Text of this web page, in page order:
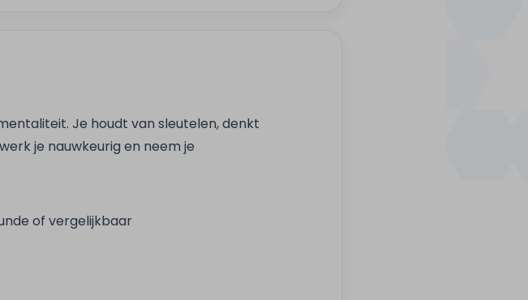
Je houdt van sleutelen, denkt
je nauwkeurig en neem je
of vergelijkbaar